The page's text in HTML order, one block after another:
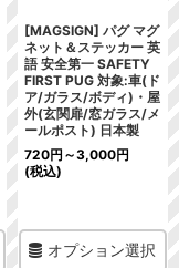
[MAGSIGN] パグ マグ
ネット＆ステッカー 英
語 安全第一 SAFETY
FIRST PUG 対象:車(ド
ア/ガラス/ボディ)・屋
外(玄関扉/窓ガラス/メ
ールポスト) 日本製
720円 ～3,000円
(税込)
オプション選択